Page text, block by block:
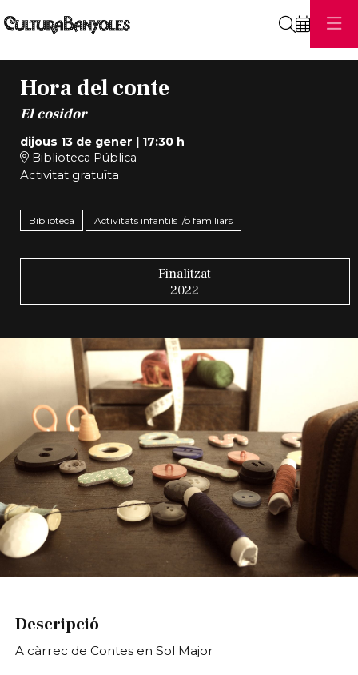
Hora del conte
El cosidor
dijous 13 de gener | 17:30 h
Biblioteca Pública
Activitat gratuïta
Biblioteca Activitats infantils i/o familiars
Finalitzat
2022
Descripció
A càrrec de Contes en Sol Major